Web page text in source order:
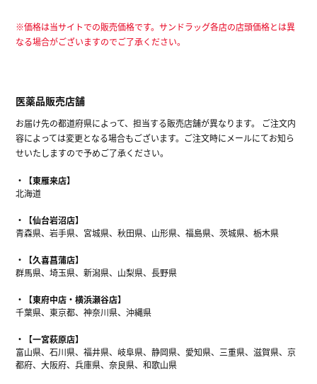
※価格は当サイトでの販売価格です。サンドラッグ各店の店頭価格とは異
なる場合がございますのでご了承ください。
医薬品販売店舗
お届け先の都道府県によって、担当する販売店舗が異なります。 ご注文内
容によっては変更となる場合もございます。ご注文時にメールにてお知ら
せいたしますので予めご了承ください。
【東雁来店】
北海道
【仙台岩沼店】
青森県、岩手県、宮城県、秋田県、山形県、福島県、茨城県、栃木県
【久喜菖蒲店】
群馬県、埼玉県、新潟県、山梨県、長野県
【東府中店・横浜瀬谷店】
千葉県、東京都、神奈川県、沖縄県
【一宮萩原店】
富山県、石川県、福井県、岐阜県、静岡県、愛知県、三重県、滋賀県、京
都府、大阪府、兵庫県、奈良県、和歌山県